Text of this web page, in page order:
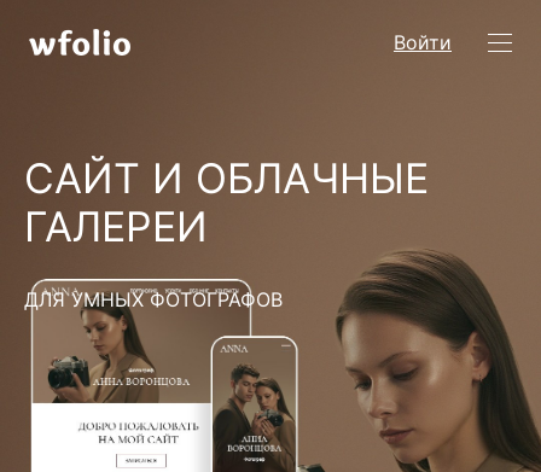
Войти
САЙТ И ОБЛАЧНЫЕ
ГАЛЕРЕИ
ДЛЯ УМНЫХ ФОТОГРАФОВ